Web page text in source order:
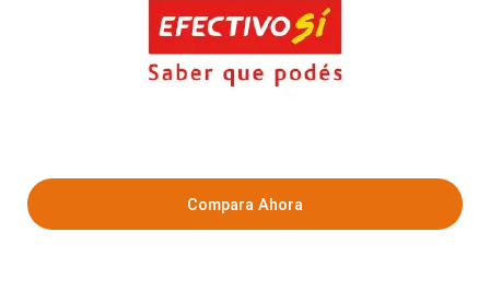
Compara Ahora